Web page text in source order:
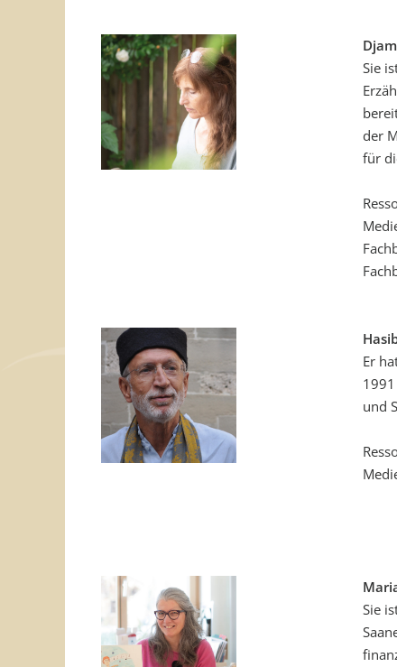
Sie
der
für
Er
und
Sie